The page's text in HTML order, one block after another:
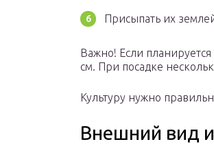
Присыпать их
Важно! Если
см. При посадке
Культуру нужно
Внешний вид